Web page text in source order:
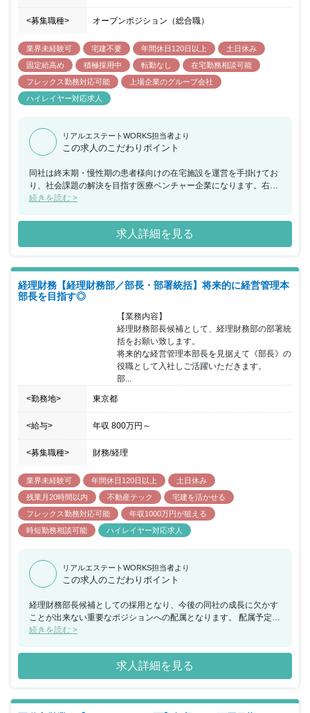
<募集職種> オープンポジション（総合職）
業界未経験可 宅建不要 年間休日120日以上
土日休み
固定給高め
積極採用中 転勤なし
在宅勤務相談可能
フレックス勤務対応可能
上場企業のグループ会社
ハイレイヤー対応求人
リアルエステートWORKS担当者より
この求人のこだわりポイント
同社は終末期・慢性期の患者様向けの在宅施設を運営を手掛けてお
り、社会課題の解決を目指す医療ベンチャー企業になります。右肩
上がりの急成長を続けており、創業（2013年）から増収増益を実現
び続け、現在では時価総額3,000億円を突破しています。今後は当
期純利益の年平均成長率25%以上を掲げ、施設数も増やしていく計
画がございます。多様な地域医療再生事業に取り組み、ヘルスケア
として、会社の持続的な成長を支えてくださる方を募っています。
続きを読む >
求人詳細を見る
経理財務【経理財務部／部長・部署統括】将来的に経営管理本
部長を目指す◎
【業務内容】
経理財務部長候補として、経理財務部の部署統
括をお願い致します。
将来的な経営管理本部長を見据えて《部長》の
役職として入社しご活躍いただきます。
部...
<勤務地> 東京都
<給与> 年収 800万円 ～
<募集職種> 財務/経理
業界未経験可 年間休日120日以上
土日休み
残業月20時間以内
不動産テック
宅建を活かせる
フレックス勤務対応可能
年収1000万円が狙える
時短勤務相談可能
ハイレイヤー対応求人
リアルエステートWORKS担当者より
この求人のこだわりポイント
経理財務部長候補としての採用となり、今後の同社の成長に欠かす
ことが出来ない重要なポジションへの配属となります。 配属予定の
組織は、経理課7名：財務課3名という組織構成となっており部門の
でも成長を続けている企業で、テクノロジーを活用したストックビ
ジネスで安定的な収益基盤を確立しています。 「住まいのテクノロ
ジーで世界を変える」を会社の理念として掲げており、AIやIoTを積
なる世界の実現を目指しています。
続きを読む >
求人詳細を見る